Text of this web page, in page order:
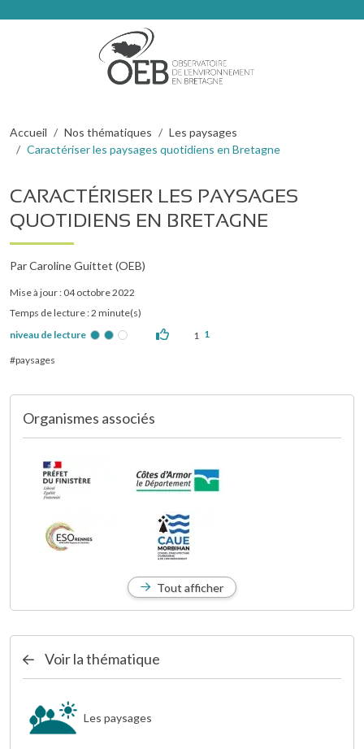
FIL D'ARIANE
Accueil Nos thématiques
Les paysages
Caractériser les paysages quotidiens en Bretagne
CARACTÉRISER LES PAYSAGES
QUOTIDIENS EN BRETAGNE
Par Caroline Guittet (OEB)
Mise à jour : 04 octobre 2022
Temps de lecture : 2 minute(s)
niveau de lecture
1 1
paysages
Organismes associés
Tout afficher
Voir la thématique
Les paysages